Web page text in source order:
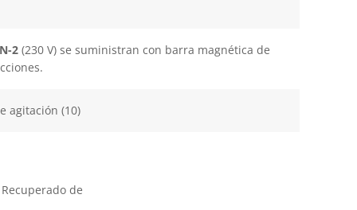
2 (230 V) se suministran con barra magnética de
agitación (10)
de